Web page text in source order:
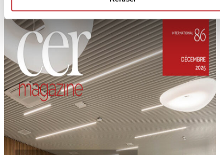
Cer Magazine International 86 | 12.2025